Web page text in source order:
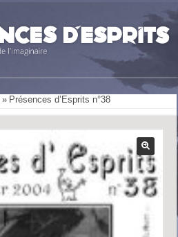
» Présences d’Esprits n°38